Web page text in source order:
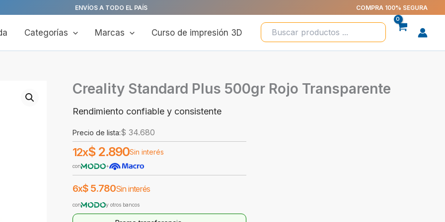
ENVÍOS A TODO EL PAÍS COMPRA 100% SEGURA
Categorías Marcas Curso de impresión 3D
Creality Standard Plus 500gr Rojo Transparente
Rendimiento confiable y consistente
Precio de lista:$ 34.680
12x$2.890Sin interés
con +
6x$5.780Sin interés
con y otros bancos